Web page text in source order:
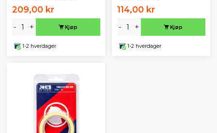
209,00 kr
- + Kjøp
1-2 hverdager
114,00 kr
- + Kjøp
1-2 hverdager